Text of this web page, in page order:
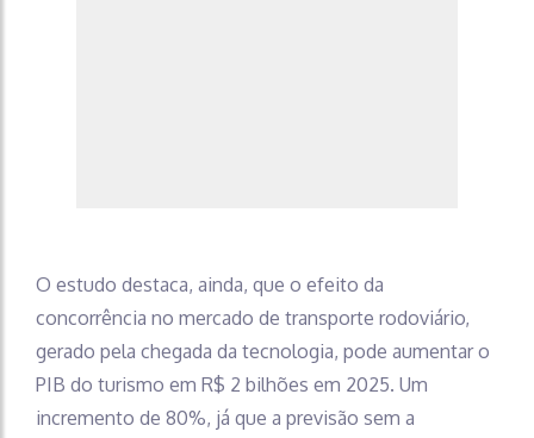
O estudo destaca, ainda, que o efeito da
concorrência no mercado de transporte rodoviário,
gerado pela chegada da tecnologia, pode aumentar o
PIB do turismo em R$ 2 bilhões em 2025. Um
incremento de 80%, já que a previsão sem a